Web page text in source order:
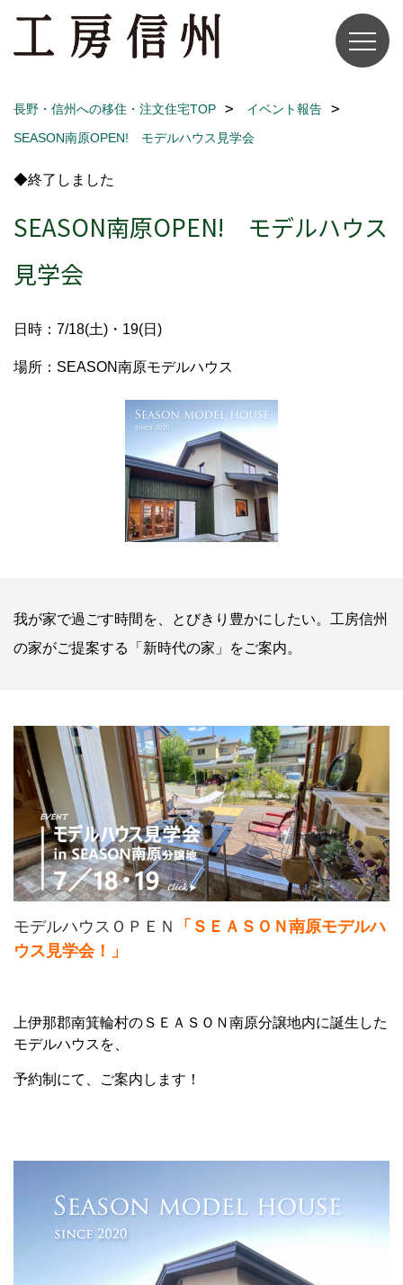
長野・信州への移住・注文住宅TOP
イベント報告
SEASON南原OPEN! モデルハウス見学会
◆終了しました
SEASON南原OPEN! モデルハウス
見学会
日時：7/18(土)・19(日)
場所：SEASON南原モデルハウス
我が家で過ごす時間を、とびきり豊かにしたい。工房信州
の家がご提案する「新時代の家」をご案内。
モデルハウスＯＰＥＮ
「ＳＥＡＳＯＮ南原モデルハ
ウス見学会！」
上伊那郡南箕輪村のＳＥＡＳＯＮ南原分譲地内に誕生した
モデルハウスを、
予約制にて、ご案内します！